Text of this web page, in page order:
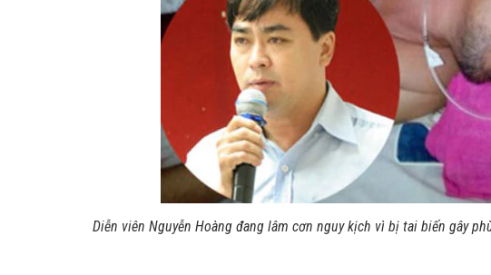
Diễn viên Nguyễn Hoàng đang lâm cơn nguy kịch vì bị tai biến gây